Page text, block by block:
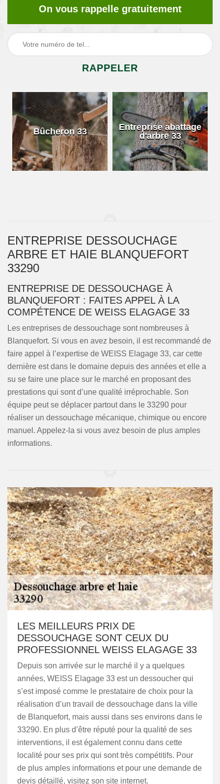
On vous rappelle gratuitement
Bûcheron 33
Entreprise abattage
d'arbre 33
ENTREPRISE DESSOUCHAGE
ARBRE ET HAIE BLANQUEFORT
33290
ENTREPRISE DE DESSOUCHAGE À
BLANQUEFORT : FAITES APPEL À LA
COMPÉTENCE DE WEISS ELAGAGE 33
Les entreprises de dessouchage sont nombreuses à
Blanquefort. Si vous en avez besoin, il est recommandé de
faire appel à l’expertise de WEISS Elagage 33, car cette
dernière est dans le domaine depuis des années et elle a
su se faire une place sur le marché en proposant des
prestations qui sont d’une qualité irréprochable. Son
équipe peut se déplacer partout dans le 33290 pour
réaliser un dessouchage mécanique, chimique ou encore
manuel. Appelez-la si vous avez besoin de plus amples
informations.
LES MEILLEURS PRIX DE
DESSOUCHAGE SONT CEUX DU
PROFESSIONNEL WEISS ELAGAGE 33
Depuis son arrivée sur le marché il y a quelques
années, WEISS Elagage 33 est un dessoucher qui
s’est imposé comme le prestataire de choix pour la
réalisation d’un travail de dessouchage dans la ville
de Blanquefort, mais aussi dans ses environs dans le
33290. En plus d’être réputé pour la qualité de ses
interventions, il est également connu dans cette
localité pour ses prix qui sont très compétitifs. Pour
de plus amples informations et pour une demande de
devis détaillé, visitez son site internet.